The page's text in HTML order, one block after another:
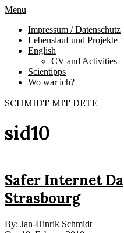
Skip
content
Primary
Menu
Menu
Impressum / Datenschutz
Lebenslauf und Projekte
English
CV and Activities
Scientipps
Wo war ich?
SCHMIDT MIT DETE
sid10
Safer Internet
Strasbourg
2010-
By: Jan-Hinrik Schmidt